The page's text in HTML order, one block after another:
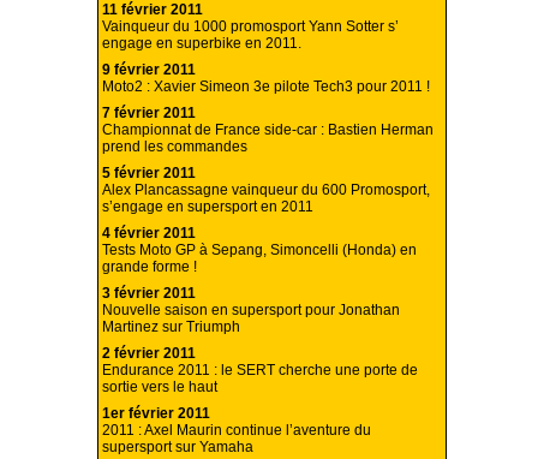
11 février 2011
Vainqueur du 1000 promosport Yann Sotter s’
engage en superbike en 2011.
9 février 2011
Moto2 : Xavier Simeon 3e pilote Tech3 pour 2011 !
7 février 2011
Championnat de France side-car : Bastien Herman
prend les commandes
5 février 2011
Alex Plancassagne vainqueur du 600 Promosport,
s’engage en supersport en 2011
4 février 2011
Tests Moto GP à Sepang, Simoncelli (Honda) en
grande forme !
3 février 2011
Nouvelle saison en supersport pour Jonathan
Martinez sur Triumph
2 février 2011
Endurance 2011 : le SERT cherche une porte de
sortie vers le haut
1er février 2011
2011 : Axel Maurin continue l’aventure du
supersport sur Yamaha